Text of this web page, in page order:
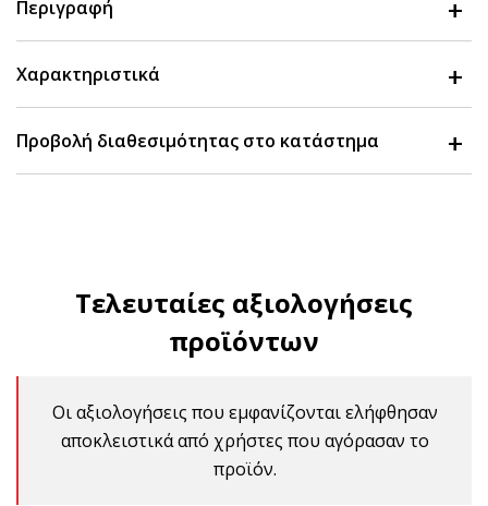
Περιγραφή
Χαρακτηριστικά
Προβολή διαθεσιμότητας στο κατάστημα
Τελευταίες αξιολογήσεις
προϊόντων
Οι αξιολογήσεις που εμφανίζονται ελήφθησαν
αποκλειστικά από χρήστες που αγόρασαν το
προϊόν.